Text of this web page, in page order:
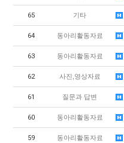
65 기타
64 동아리활동자료
63 동아리활동자료
62 사진,영상자료
61 질문과 답변
60 동아리활동자료
59 동아리활동자료